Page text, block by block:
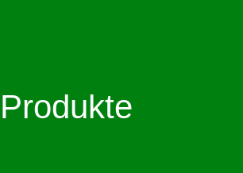
Produkte